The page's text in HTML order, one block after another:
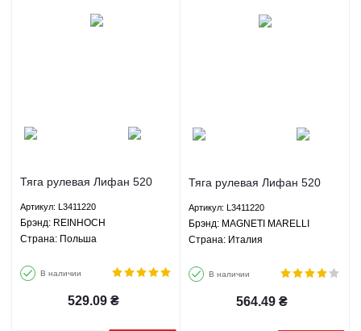
Тяга рулевая Лифан 520
Breez SMA Maple 1.3 1.5 1.6
1.8 МКПП - L3411220
REINHOCH
Артикул: L3411220
Брэнд: REINHOCH
Страна: Польша
В наличии
529.09 ₴
Тяга рулевая Лифан 520
Breez SMA Maple 1.3 1.5 1.6
1.8 МКПП - L3411220
MAGNETI MARELLI
Артикул: L3411220
Брэнд: MAGNETI MARELLI
Страна: Италия
В наличии
564.49 ₴